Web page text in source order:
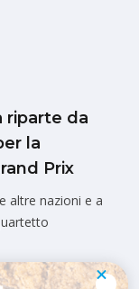
riparte da
la
Prix
altre nazioni e a